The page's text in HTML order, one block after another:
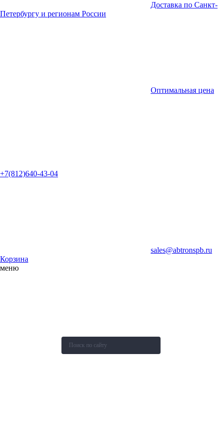
Доставка по Санкт-
Петербургу и регионам России
Оптимальная цена
+7(812)640-43-04
sales@abtronspb.ru
Корзина
меню